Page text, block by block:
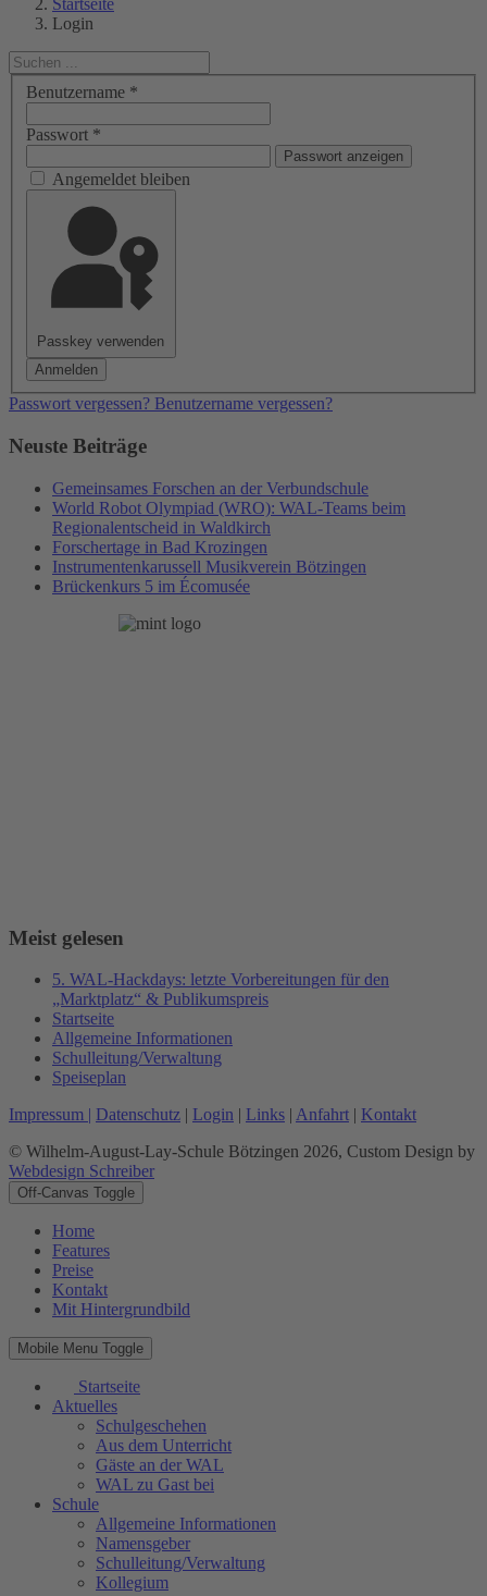
Startseite
Login
Benutzername *
Passwort *
Passwort anzeigen
Angemeldet bleiben
Passkey verwenden
Anmelden
Passwort vergessen? Benutzername vergessen?
Neuste Beiträge
Gemeinsames Forschen an der Verbundschule
World Robot Olympiad (WRO): WAL-Teams beim
Regionalentscheid in Waldkirch
Forschertage in Bad Krozingen
Instrumentenkarussell Musikverein Bötzingen
Brückenkurs 5 im Écomusée
Meist gelesen
5. WAL-Hackdays: letzte Vorbereitungen für den
„Marktplatz“ & Publikumspreis
Startseite
Allgemeine Informationen
Schulleitung/Verwaltung
Speiseplan
Impressum | Datenschutz | Login | Links | Anfahrt | Kontakt
© Wilhelm-August-Lay-Schule Bötzingen 2026, Custom Design by
Webdesign Schreiber
Off-Canvas Toggle
Home
Features
Preise
Kontakt
Mit Hintergrundbild
Mobile Menu Toggle
Startseite
Aktuelles
Schulgeschehen
Aus dem Unterricht
Gäste an der WAL
WAL zu Gast bei
Schule
Allgemeine Informationen
Namensgeber
Schulleitung/Verwaltung
Kollegium